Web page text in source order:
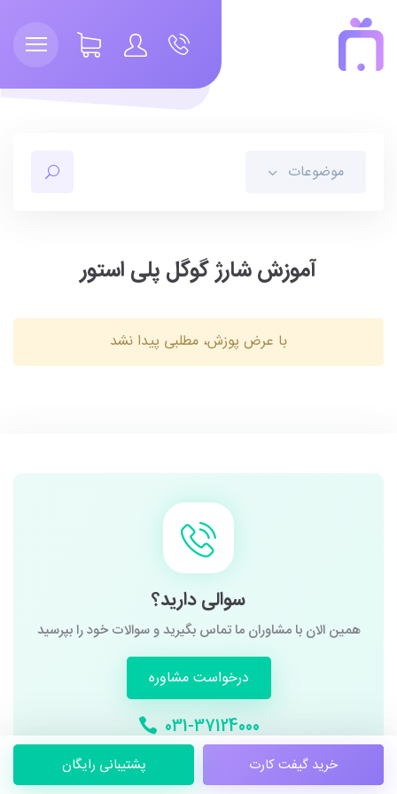
موضوعات
آموزش شارژ گوگل پلی استور
با عرض پوزش، مطلبی پیدا نشد
سوالی دارید؟
همین الان با مشاوران ما تماس بگیرید و سوالات خود را بپرسید
031-37124000
درخواست مشاوره
خرید گیفت کارت پشتیبانی رایگان